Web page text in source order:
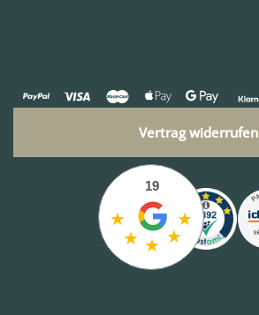
Vertrag widerrufen
★
★ ★ ★
★
19